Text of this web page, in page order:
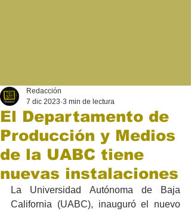
El Departamento de
Producción y Medios
de la UABC tiene
nuevas instalaciones
Redacción
7 dic 2023 3 min de lectura
La Universidad Autónoma de Baja
California (UABC), inauguró el nuevo